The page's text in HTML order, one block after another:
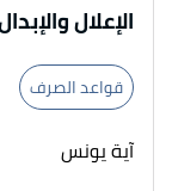
الإعلال
قواعد الصرف
آية يونس